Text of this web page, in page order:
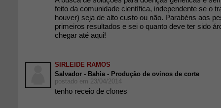
feito da comunidade científica, independente se o
houver) seja de alto custo ou não. Parabéns aos
primeiros resultados e sei o quanto deve ter sido
chegar até aqui!
SIRLEIDE RAMOS
Salvador - Bahia - Produção de ovinos de corte
postado em 23/04/2014
tenho receio de clones